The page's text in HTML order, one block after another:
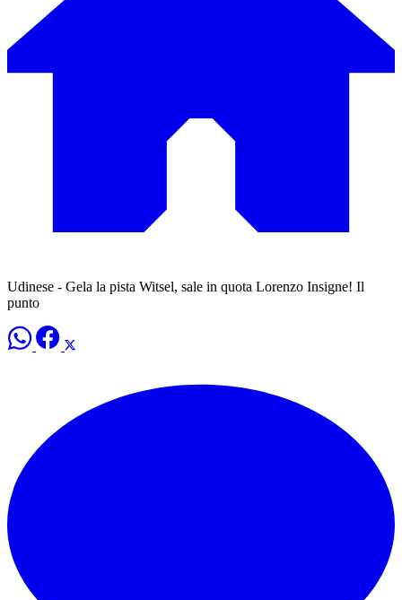
Udinese - Gela la pista Witsel, sale in quota Lorenzo Insigne! Il
punto